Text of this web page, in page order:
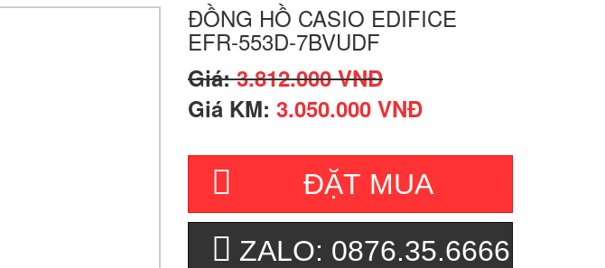
ĐỒNG HỒ CASIO EDIFICE
EFR-553D-7BVUDF
Giá:3.812.000 VNĐ
Giá KM: 3.050.000 VNĐ
ĐẶT MUA
ZALO: 0876.35.6666